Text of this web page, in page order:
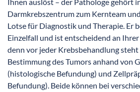
Darmkrebszentrum zum Kernteam
Lotse für Diagnostik und Therapie. Er
Einzelfall und ist entscheidend an
denn vor jeder Krebsbehandlung steht
Bestimmung des Tumors anhand von
(histologische Befundung) und
Befundung). Beide können bei